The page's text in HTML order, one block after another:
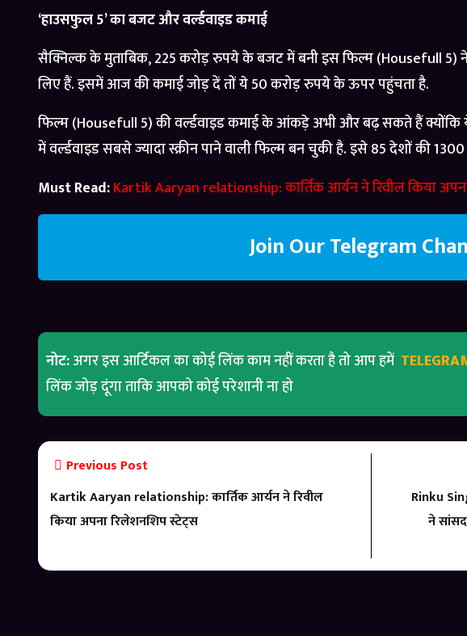
‘हाउसफुल 5’ का बजट और वर्ल्डवाइड कमाई
सैक्निल्क के मुताबिक, 225 करोड़ रुपये के बजट में बनी इस फिल्म (Housefull 5)
लिए हैं. इसमें आज की कमाई जोड़ दें तों ये 50 करोड़ रुपये के ऊपर पहुंचता है.
फिल्म (Housefull 5) की वर्ल्डवाइड कमाई के आंकड़े अभी और बढ़ सकते हैं क्योंकि
में वर्ल्डवाइड सबसे ज्यादा स्क्रीन पाने वाली फिल्म बन चुकी है. इसे 85 देशों की
Must Read:Kartik Aaryan relationship: कार्तिक आर्यन ने रिवील किया
Join Our Telegram
नोट:अगर इस आर्टिकल का कोई लिंक काम नहीं करता है तो आप हमें
लिंक जोड़ दूंगा ताकि आपको कोई परेशानी ना हो
Previous Post
Kartik Aaryan relationship: कार्तिक आर्यन ने रिवील
किया अपना रिलेशनशिप स्टेट्स
Rinku
ने